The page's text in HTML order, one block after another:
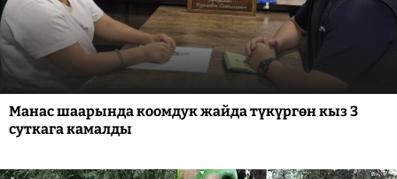
Манас шаарында коомдук жайда түкүргөн кыз 3
суткага камалды